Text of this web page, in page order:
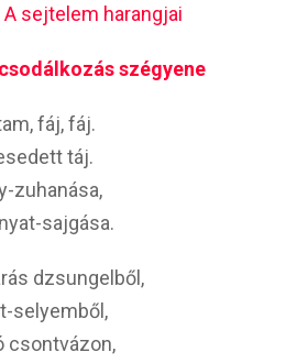
sejtelem harangjai
szégyene
fáj, fáj.
táj.
zuhanása,
sajgása.
dzsungelből,
selyemből,
csontvázon,